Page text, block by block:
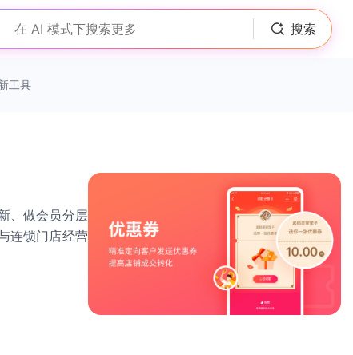
在 AI 模式下搜索更多 搜索
工具
、做会员分层
连锁门店经营